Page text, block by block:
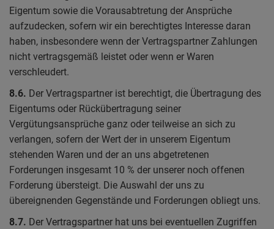
Eigentum sowie die Vorausabtretung der Ansprüche
aufzudecken, sofern wir ein berechtigtes Interesse daran
haben, insbesondere wenn der Vertragspartner Zahlungen
nicht vertragsgemäß leistet oder wenn er Waren
verschleudert.
8.6. Der Vertragspartner ist berechtigt, die Übertragung des
Eigentums oder Rückübertragung seiner
Vergütungsansprüche ganz oder teilweise an sich zu
verlangen, sofern der Wert der in unserem Eigentum
stehenden Waren und der an uns abgetretenen
Forderungen insgesamt 10 % der unserer noch offenen
Forderung übersteigt. Die Auswahl der uns zu
übereignenden Gegenstände und Forderungen obliegt uns.
8.7. Der Vertragspartner hat uns bei eventuellen Zugriffen